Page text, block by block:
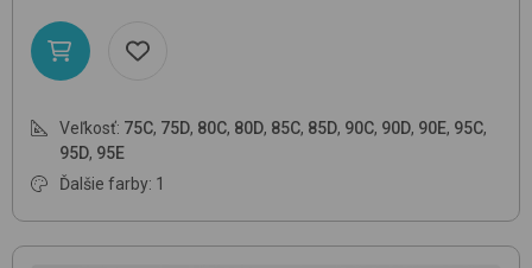
Veľkosť: 75C, 75D, 80C, 80D, 85C, 85D, 90C, 90D, 90E, 95C,
95D, 95E
Ďalšie farby: 1